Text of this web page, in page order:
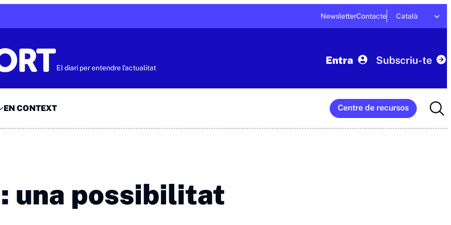
NewsletterContacte Català
El diari per entendre l'actualitat
Entra Subscriu-te
EN CONTEXT Centre de recursos
for:
una possibilitat